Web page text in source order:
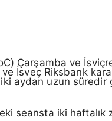
Çarşamba ve
İsveç Riksbank
aydan uzun süredir
seansta iki